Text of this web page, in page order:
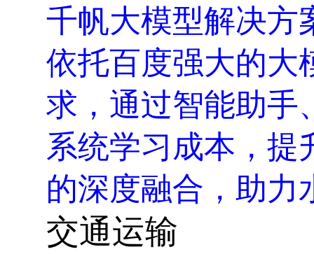
千帆大模型解决方
依托百度强大的大
求，通过智能助手
系统学习成本，提
的深度融合，助力
交通运输